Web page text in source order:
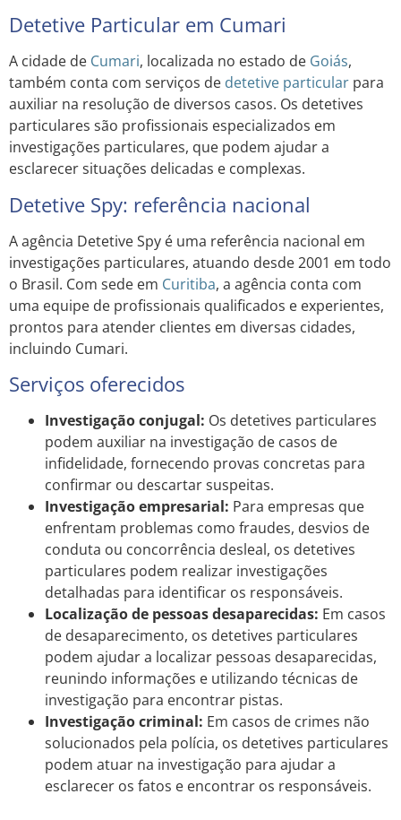
Detetive Particular em Cumari
A cidade de Cumari, localizada no estado de Goiás,
também conta com serviços de detetive particular para
auxiliar na resolução de diversos casos. Os detetives
particulares são profissionais especializados em
investigações particulares, que podem ajudar a
esclarecer situações delicadas e complexas.
Detetive Spy: referência nacional
A agência Detetive Spy é uma referência nacional em
investigações particulares, atuando desde 2001 em todo
o Brasil. Com sede em Curitiba, a agência conta com
uma equipe de profissionais qualificados e experientes,
prontos para atender clientes em diversas cidades,
incluindo Cumari.
Serviços oferecidos
Investigação conjugal: Os detetives particulares
podem auxiliar na investigação de casos de
infidelidade, fornecendo provas concretas para
confirmar ou descartar suspeitas.
Investigação empresarial: Para empresas que
enfrentam problemas como fraudes, desvios de
conduta ou concorrência desleal, os detetives
particulares podem realizar investigações
detalhadas para identificar os responsáveis.
Localização de pessoas desaparecidas: Em casos
de desaparecimento, os detetives particulares
podem ajudar a localizar pessoas desaparecidas,
reunindo informações e utilizando técnicas de
investigação para encontrar pistas.
Investigação criminal: Em casos de crimes não
solucionados pela polícia, os detetives particulares
podem atuar na investigação para ajudar a
esclarecer os fatos e encontrar os responsáveis.